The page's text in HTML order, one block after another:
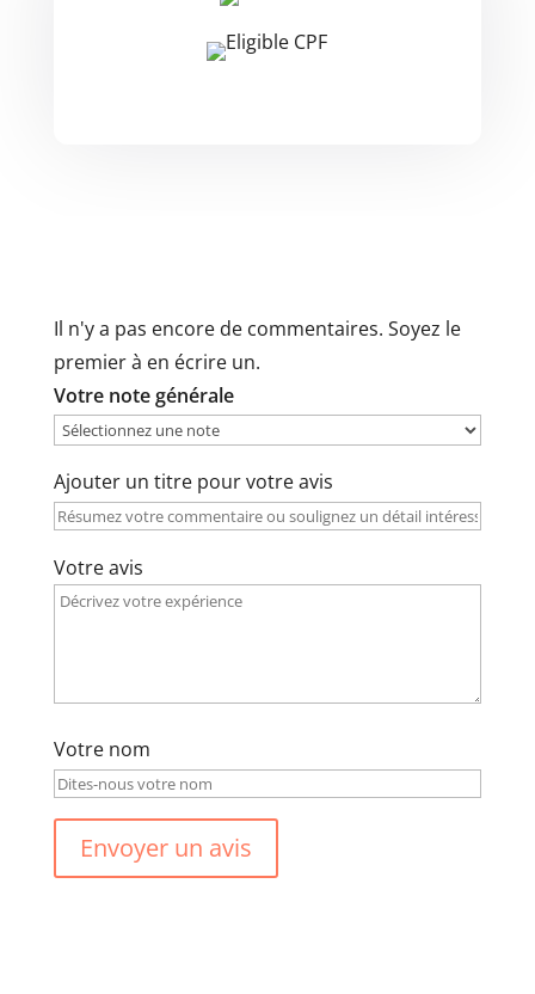
Il n'y a pas encore de commentaires. Soyez le
premier à en écrire un.
Votre note générale
Ajouter un titre pour votre avis
Votre avis
Votre nom
Envoyer un avis